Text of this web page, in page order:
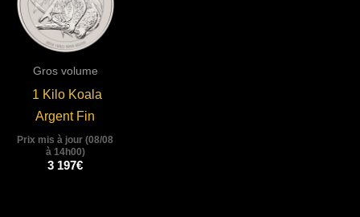
Gros volume
1 Kilo Koala
Argent Fin
Prix mis à jour (08/08
à 14h00)
3 197€